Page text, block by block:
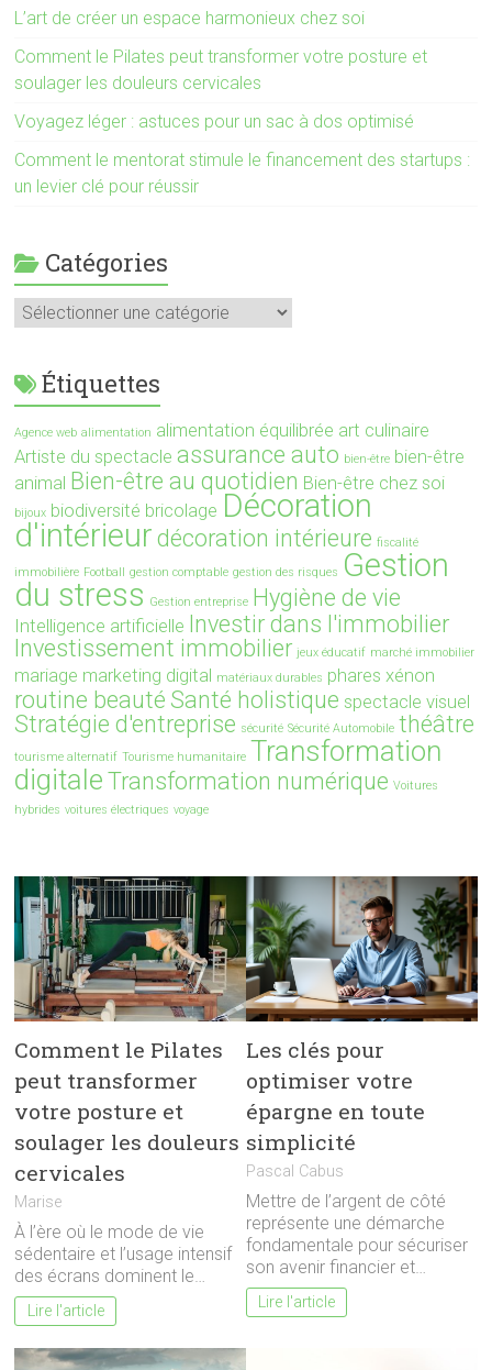
L’art de créer un espace harmonieux chez soi
Comment le Pilates peut transformer votre posture et
soulager les douleurs cervicales
Voyagez léger : astuces pour un sac à dos optimisé
Comment le mentorat stimule le financement des startups :
un levier clé pour réussir
Catégories
Catégories
Étiquettes
Agence web alimentation alimentation équilibrée art culinaire
Artiste du spectacle assurance auto bien-être bien-être
animal Bien-être au quotidien Bien-être chez soi
bijoux biodiversité bricolage Décoration
d'intérieur décoration intérieure fiscalité
immobilière Football gestion comptable gestion des risques Gestion
du stress Gestion entreprise Hygiène de vie
Intelligence artificielle Investir dans l'immobilier
Investissement immobilier jeux éducatif marché immobilier
mariage marketing digital matériaux durables phares xénon
routine beauté Santé holistique spectacle visuel
Stratégie d'entreprise sécurité Sécurité Automobile théâtre
tourisme alternatif Tourisme humanitaire Transformation
digitale Transformation numérique Voitures
hybrides voitures électriques voyage
Comment le Pilates
peut transformer
votre posture et
soulager les douleurs
cervicales
Marise
À l’ère où le mode de vie
sédentaire et l’usage intensif
des écrans dominent le…
Lire l'article
Les clés pour
optimiser votre
épargne en toute
simplicité
Pascal Cabus
Mettre de l’argent de côté
représente une démarche
fondamentale pour sécuriser
son avenir financier et…
Lire l'article